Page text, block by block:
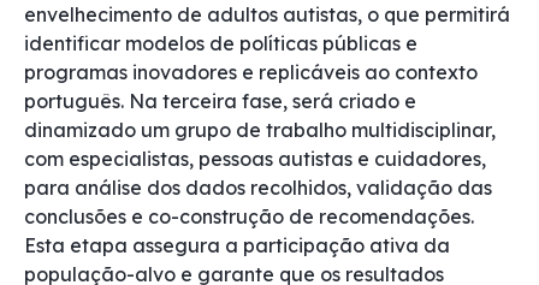
envelhecimento de adultos autistas, o que permitirá
identificar modelos de políticas públicas e
programas inovadores e replicáveis ao contexto
português. Na terceira fase, será criado e
dinamizado um grupo de trabalho multidisciplinar,
com especialistas, pessoas autistas e cuidadores,
para análise dos dados recolhidos, validação das
conclusões e co-construção de recomendações.
Esta etapa assegura a participação ativa da
população-alvo e garante que os resultados